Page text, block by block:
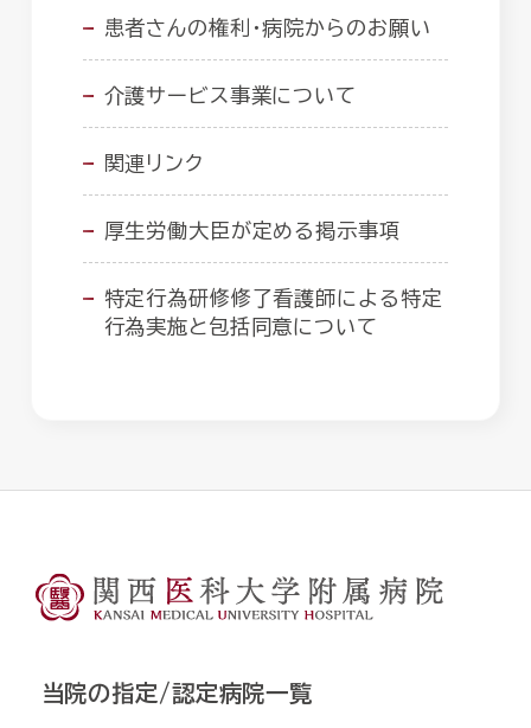
患者さんの権利・病院からのお願い
介護サービス事業について
関連リンク
厚生労働大臣が定める掲示事項
特定行為研修修了看護師による特定
行為実施と包括同意について
当院の指定/認定病院一覧